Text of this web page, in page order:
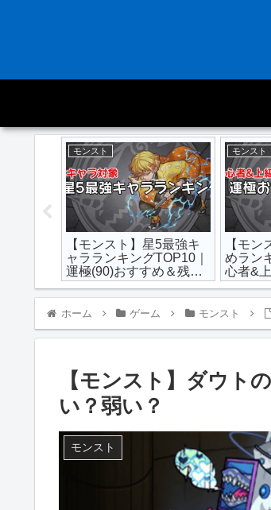
モンスト
【モンスト】星5最強キ
ャラランキングTOP10｜
運極(90)おすすめ＆残す
べき【2024年最新版】
モンスト
【モン
めラン
心者&
新版】
ホーム ゲーム モンスト
【モンスト】ダウト
い？弱い？
モンスト